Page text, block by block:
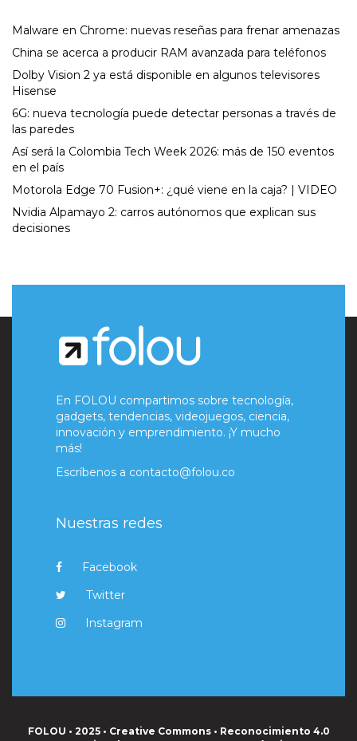
Malware en Chrome: nuevas reseñas para frenar amenazas
China se acerca a producir RAM avanzada para teléfonos
Dolby Vision 2 ya está disponible en algunos televisores
Hisense
6G: nueva tecnología puede detectar personas a través de
las paredes
Así será la Colombia Tech Week 2026: más de 150 eventos
en el país
Motorola Edge 70 Fusion+: ¿qué viene en la caja? | VIDEO
Nvidia Alpamayo 2: carros autónomos que explican sus
decisiones
En FOLOU compartimos sobre tecnología,
gadgets, tendencias, videojuegos, ciencia,
innovación y emprendimiento. ¡Y mucho
más!
Escríbenos a contacto@folou.co
Nuestras redes
Facebook
Twitter
Instagram
FOLOU • 2025 • Creative Commons • Reconocimiento 4.0